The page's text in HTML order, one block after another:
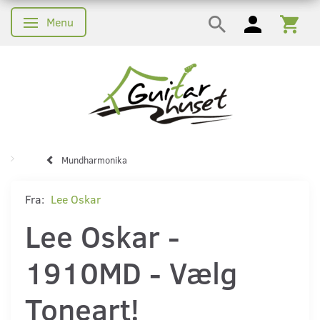
Skifte navigation
Menu
Mundharmonika
Fra: Lee Oskar
Lee Oskar -
1910MD - Vælg
Toneart!